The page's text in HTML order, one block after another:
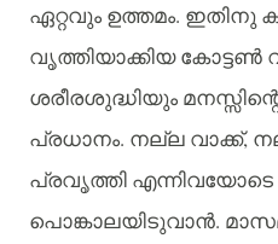
ഏറ്റവും ഉത്തമം. ഇതിനു
വൃത്തിയാക്കിയ കോട്ടൺ
ശരീരശുദ്ധിയും
പ്രധാനം. നല്ല വാക്ക്,
പ്രവൃത്തി എന്നിവയോടെ
പൊങ്കാലയിടുവാൻ.